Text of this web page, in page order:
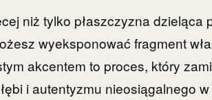
niż tylko płaszczyzna dzieląca
wyeksponować fragment
akcentem to proces, który
i autentyzmu nieosiągalnego